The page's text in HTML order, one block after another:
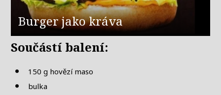
Burger jako kráva
Součástí balení:
150 g hovězí maso
bulka